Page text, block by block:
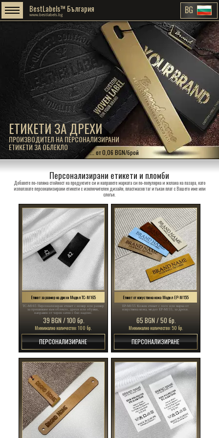
ЕТИКЕТИ ЗА ДРЕХИ
ПРОИЗВОДИТЕЛ НА ПЕРСОНАЛИЗИРАНИ
ЕТИКЕТИ ЗА ОБЛЕКЛО
BestLabels™ България
www.bestlabels.bg BG
... от 0,06 BGN/брой
Персонализирани етикети и пломби
Добавете по-голяма стойност на продуктите си и направете марката си по-популярна и желана на пазара, като
използвате персонализирани етикети с изключителен дизайн, пластмасов таг и тъкан плат с Вашето име или
слогън.
Етикет за размер на дрехи Модел TC-M165
TC-M165 Персонализиран етикет с номер или размер
за пришиване към облекло, дрехи или обувки,
направен от черен сатен с бял надпис.
39 BGN / 100 бр.
Минимално количество: 100 бр.
ПЕРСОНАЛИЗИРАНЕ
Етикет от изкуствена кожа Модел EP-M155
EP-M155 Кожен етикет с лого или марка от
изкуствена кожа, модел EP-M155, за дрехи.
65 BGN / 50 бр.
Минимално количество: 50 бр.
ПЕРСОНАЛИЗИРАНЕ